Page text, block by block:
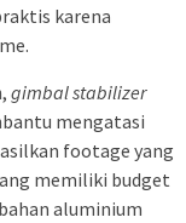
karena
gimbal stabilizer
mengatasi
footage yang
memiliki budget
aluminium